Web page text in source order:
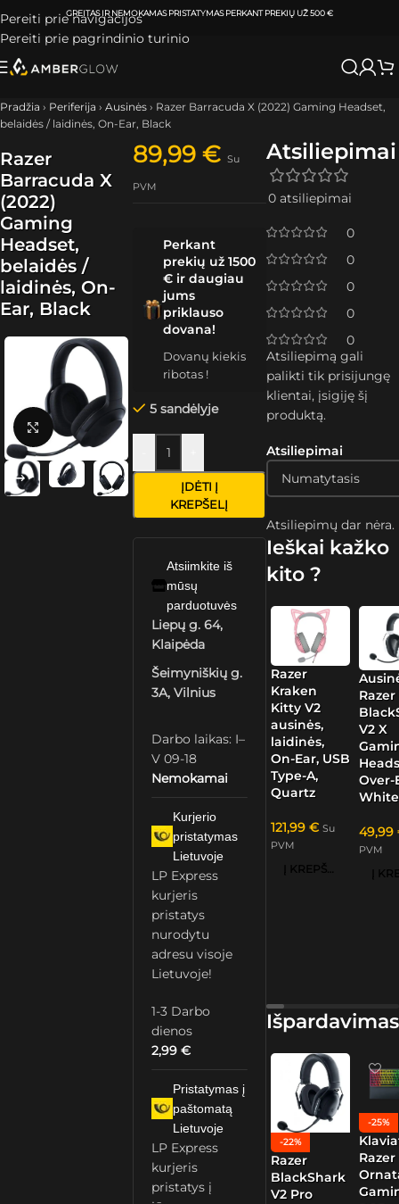
Pereiti prie navigacijos
Pereiti prie pagrindinio turinio
ATSIIMKITE UŽSAKYMĄKLAIPĖDOJE IR VILNIUJEPER0-3 DARBO DIENAS.
Pradžia › Periferija › Ausinės › Razer Barracuda X (2022) Gaming Headset,
belaidės / laidinės, On-Ear, Black
Razer
Barracuda X
(2022)
Gaming
Headset,
belaidės /
laidinės, On-
Ear, Black
Spustelėkite, kad padidintumėte
89,99€ Su
PVM
Perkant
prekių už 1500
€ ir daugiau
jums
priklauso
dovana!
Dovanų kiekis
ribotas !
5 sandėlyje
ĮDĖTI Į
KREPŠELĮ
Atsiimkite iš
mūsų
parduotuvės
Liepų g. 64,
Klaipėda
Šeimyniškių g.
3A, Vilnius
Darbo laikas: I–
V 09-18
Nemokamai
Kurjerio
pristatymas
Lietuvoje
LP Express
kurjeris
pristatys
nurodytu
adresu visoje
Lietuvoje!
1-3 Darbo
dienos
2,99€
Pristatymas į
paštomatą
Lietuvoje
LP Express
kurjeris
pristatys į
Atsiliepimai
0 atsiliepimai
0
0
0
0
0
Atsiliepimai
Atsiliepimų dar nėra.
Atsiliepimą gali
palikti tik prisijungę
klientai, įsigiję šį
produktą.
Ieškai kažko
kito ?
Razer
Kraken
Kitty V2
ausinės,
laidinės,
On-Ear, USB
Type-A,
Quartz
121,99 € Su
PVM
Į KREPŠELĮ
Razer
V2 X
Over-
White
49,99
PVM
Išpardavimas
-22%
Razer
BlackShark
V2 Pro
-25%
Razer